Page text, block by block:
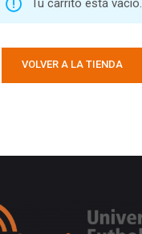
Tu carrito está vacío.
VOLVER A LA TIENDA